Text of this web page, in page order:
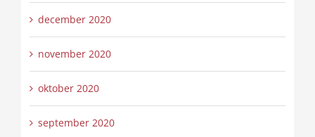
december 2020
november 2020
oktober 2020
september 2020